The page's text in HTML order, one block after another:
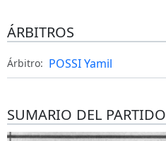
ÁRBITROS
Árbitro: POSSI Yamil
SUMARIO DEL PARTIDO